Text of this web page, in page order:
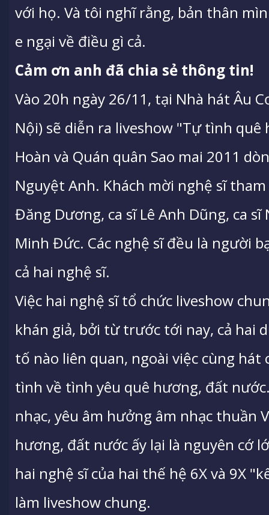
với họ. Và tôi nghĩ rằng, bản thân
e ngại về điều gì cả.
Cảm ơn anh đã chia sẻ thông tin!
Vào 20h ngày 26/11, tại Nhà hát Âu
Nội) sẽ diễn ra liveshow "Tự tình quê
Hoàn và Quán quân Sao mai 2011
Nguyệt Anh. Khách mời nghệ sĩ
Đăng Dương, ca sĩ Lê Anh Dũng, ca
Minh Đức. Các nghệ sĩ đều là người
cả hai nghệ sĩ.
Việc hai nghệ sĩ tổ chức liveshow
khán giả, bởi từ trước tới nay, cả hai
tố nào liên quan, ngoài việc cùng
tình về tình yêu quê hương, đất
nhạc, yêu âm hưởng âm nhạc thuần
hương, đất nước ấy lại là nguyên cớ
hai nghệ sĩ của hai thế hệ 6X và 9X
làm liveshow chung.